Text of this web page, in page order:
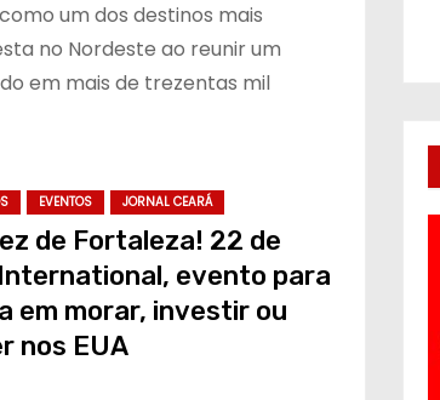
um dos destinos mais
no Nordeste ao reunir um
em mais de trezentas mil
EVENTOS JORNAL CEARÁ
de Fortaleza! 22 de
evento para
em morar, investir ou
nos EUA